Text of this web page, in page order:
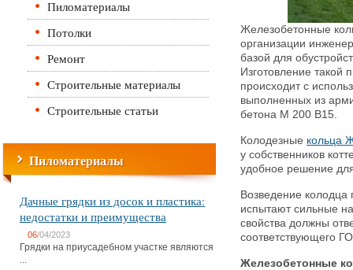
Пиломатериалы
Потолки
Ремонт
Строительные материалы
Строительные статьи
Пиломатериалы
Дачные грядки из досок и пластика:
недостатки и преимущества
06/04/2023
Грядки на приусадебном участке являются
...
Железобетонные
организации
базой для
Изготовление такой
происходит с
выполненных из
бетона М 200 В15.
Колодезные кольца
у собственников
удобное решение
Возведение колодца
испытают сильные
свойства должны
соответствующего
Железобетонные